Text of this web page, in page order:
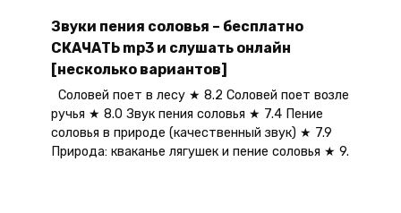
Звуки пения соловья – бесплатно
СКАЧАТЬ mp3 и слушать онлайн
[несколько вариантов]
Соловей поет в лесу ★ 8.2 Соловей поет возле
ручья ★ 8.0 Звук пения соловья ★ 7.4 Пение
соловья в природе (качественный звук) ★ 7.9
Природа: кваканье лягушек и пение соловья ★ 9.